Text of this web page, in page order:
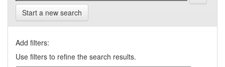
Start a new search
Add filters:
Use filters to refine the search results.